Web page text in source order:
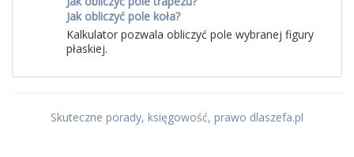
Jak obliczyć pole koła?
Kalkulator pozwala obliczyć pole wybranej figury
płaskiej.
Skuteczne porady, księgowość, prawo dlaszefa.pl